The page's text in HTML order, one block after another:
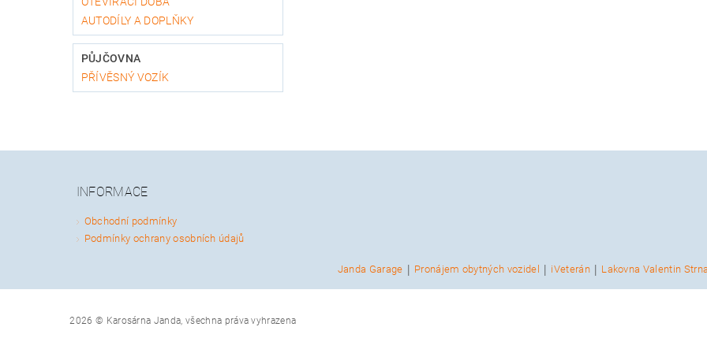
AUTODÍLY A DOPLŇKY
PŮJČOVNA
PŘÍVĚSNÝ VOZÍK
INFORMACE
Obchodní podmínky
Podmínky ochrany osobních údajů
Janda Garage | Pronájem obytných vozidel | iVeterán | Lakovna Valentin
2026 © Karosárna Janda, všechna práva vyhrazena